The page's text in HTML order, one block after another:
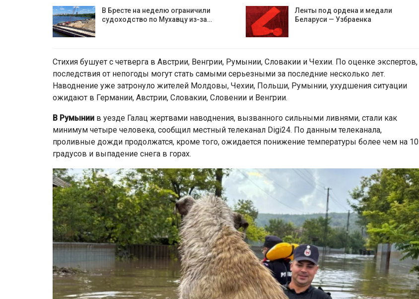
В Бресте на неделю ограничили
судоходство по Мухавцу из-за…
Ленты под ордена и медали
Беларуси — Узбраенка
Стихия бушует с четверга в Австрии, Венгрии, Румынии, Словакии и Чехии. По оценке экспертов,
последствия от непогоды могут стать самыми серьезными за последние несколько лет.
Наводнение уже затронуло жителей Молдовы, Чехии, Польши, Румынии, ухудшения ситуации
ожидают в Германии, Австрии, Словакии, Словении и Венгрии.
В Румынии в уезде Галац жертвами наводнения, вызванного сильными ливнями, стали как
минимум четыре человека, сообщил местный телеканал Digi24. По данным телеканала,
проливные дожди продолжатся, кроме того, ожидается понижение температуры более чем на 10
градусов и выпадение снега в горах.